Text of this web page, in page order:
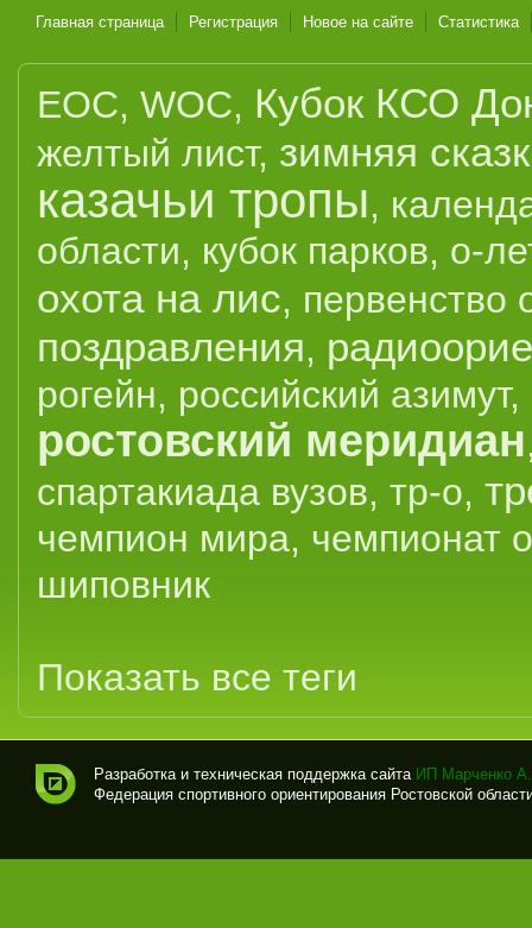
Главная страница Регистрация Новое на сайте Статистика
EOC, WOC, Кубок КСО
желтый лист, зимняя
казачьи тропы,
области, кубок парков, о-
охота на лис, первенство
поздравления,
рогейн, российский азимут,
ростовский меридиан
спартакиада вузов, тр-о,
чемпион мира, чемпионат
шиповник
Показать все теги
вно
Разработка и техническая поддержка сайта ИП Марченко
Федерация спортивного ориентирования Ростовской